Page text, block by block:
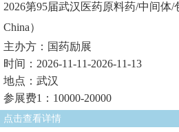
2026第95届武汉医药原料药/中间体
China）
主办方：国药励展
时间：2026-11-11-2026-11-13
地点：武汉
参展费1：10000-20000
点击查看详情